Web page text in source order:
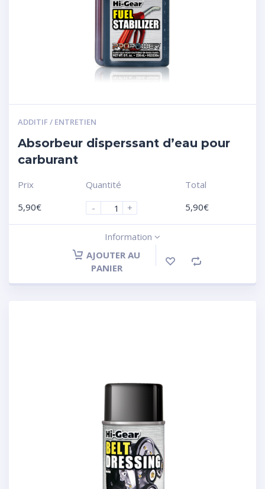
ADDITIF / ENTRETIEN
Absorbeur disperssant d’eau pour
carburant
Prix
5,90€
Quantité
-
+
Total
5,90€
Information
AJOUTER AU
PANIER